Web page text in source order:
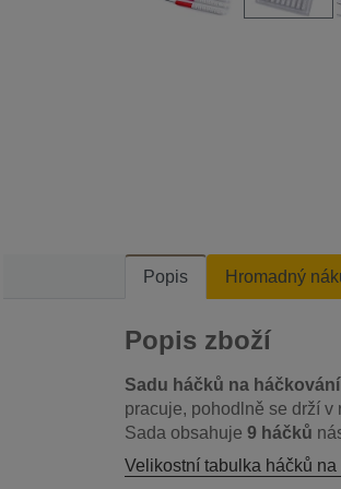
Popis Hromadný
Popis zboží
Sadu háčků na háčkování
pracuje, pohodlně se drží v
Sada obsahuje 9 háčků
Velikostní tabulka háčků na